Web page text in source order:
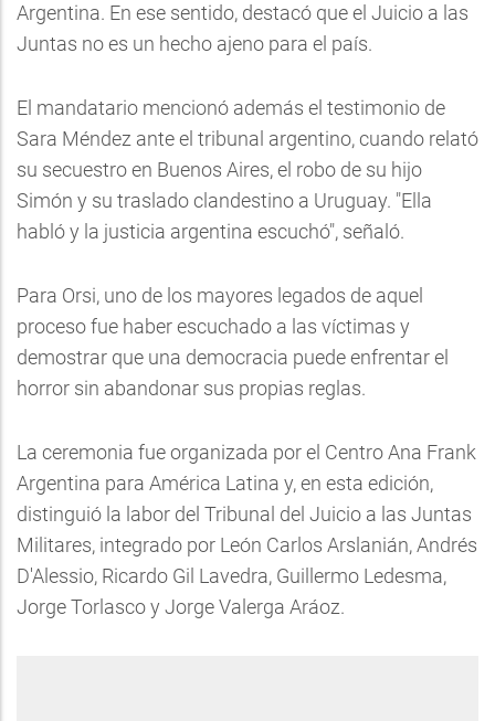
Argentina. En ese sentido, destacó que el Juicio a las
Juntas no es un hecho ajeno para el país.
El mandatario mencionó además el testimonio de
Sara Méndez ante el tribunal argentino, cuando relató
su secuestro en Buenos Aires, el robo de su hijo
Simón y su traslado clandestino a Uruguay. "Ella
habló y la justicia argentina escuchó", señaló.
Para Orsi, uno de los mayores legados de aquel
proceso fue haber escuchado a las víctimas y
demostrar que una democracia puede enfrentar el
horror sin abandonar sus propias reglas.
La ceremonia fue organizada por el Centro Ana Frank
Argentina para América Latina y, en esta edición,
distinguió la labor del Tribunal del Juicio a las Juntas
Militares, integrado por León Carlos Arslanián, Andrés
D'Alessio, Ricardo Gil Lavedra, Guillermo Ledesma,
Jorge Torlasco y Jorge Valerga Aráoz.